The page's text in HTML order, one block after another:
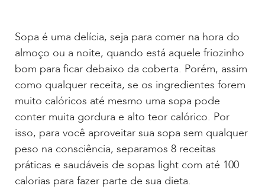
Sopa é uma delícia, seja para comer na hora do
almoço ou a noite, quando está aquele friozinho
bom para ficar debaixo da coberta. Porém, assim
como qualquer receita, se os ingredientes forem
muito calóricos até mesmo uma sopa pode
conter muita gordura e alto teor calórico. Por
isso, para você aproveitar sua sopa sem qualquer
peso na consciência, separamos 8 receitas
práticas e saudáveis de sopas light com até 100
calorias para fazer parte de sua dieta.